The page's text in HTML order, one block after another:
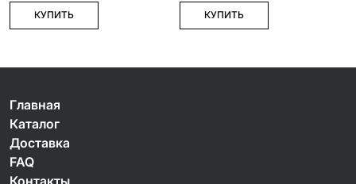
КУПИТЬ КУПИТЬ
Главная
Каталог
Доставка
FAQ
Контакты